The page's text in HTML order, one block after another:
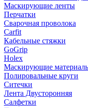
Маскирующие ленты
Перчатки
Сварочная проволока
Carfit
Кабельные стяжки
GoGrip
Holex
Маскирующие
Полировальные круги
Ситечки
Лента Двусторонняя
Салфетки